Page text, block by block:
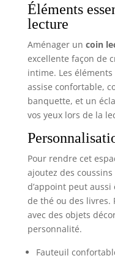
Éléments
lecture
Aménager un coin
excellente façon de
intime. Les
assise confortable,
banquette, et un
vos yeux lors de la
Pour rendre cet
ajoutez des
d’appoint peut
de thé ou des livres.
avec des objets
personnalité.
Fauteuil